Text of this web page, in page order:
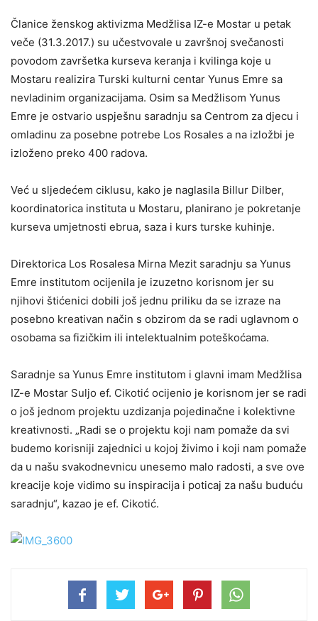
Članice ženskog aktivizma Medžlisa IZ-e Mostar u petak
veče (31.3.2017.) su učestvovale u završnoj svečanosti
povodom završetka kurseva keranja i kvilinga koje u
Mostaru realizira Turski kulturni centar Yunus Emre sa
nevladinim organizacijama. Osim sa Medžlisom Yunus
Emre je ostvario uspješnu saradnju sa Centrom za djecu i
omladinu za posebne potrebe Los Rosales a na izložbi je
izloženo preko 400 radova.
Već u sljedećem ciklusu, kako je naglasila Billur Dilber,
koordinatorica instituta u Mostaru, planirano je pokretanje
kurseva umjetnosti ebrua, saza i kurs turske kuhinje.
Direktorica Los Rosalesa Mirna Mezit saradnju sa Yunus
Emre institutom ocijenila je izuzetno korisnom jer su
njihovi štićenici dobili još jednu priliku da se izraze na
posebno kreativan način s obzirom da se radi uglavnom o
osobama sa fizičkim ili intelektualnim poteškoćama.
Saradnje sa Yunus Emre institutom i glavni imam Medžlisa
IZ-e Mostar Suljo ef. Cikotić ocijenio je korisnom jer se radi
o još jednom projektu uzdizanja pojedinačne i kolektivne
kreativnosti. „Radi se o projektu koji nam pomaže da svi
budemo korisniji zajednici u kojoj živimo i koji nam pomaže
da u našu svakodnevnicu unesemo malo radosti, a sve ove
kreacije koje vidimo su inspiracija i poticaj za našu buduću
saradnju“, kazao je ef. Cikotić.